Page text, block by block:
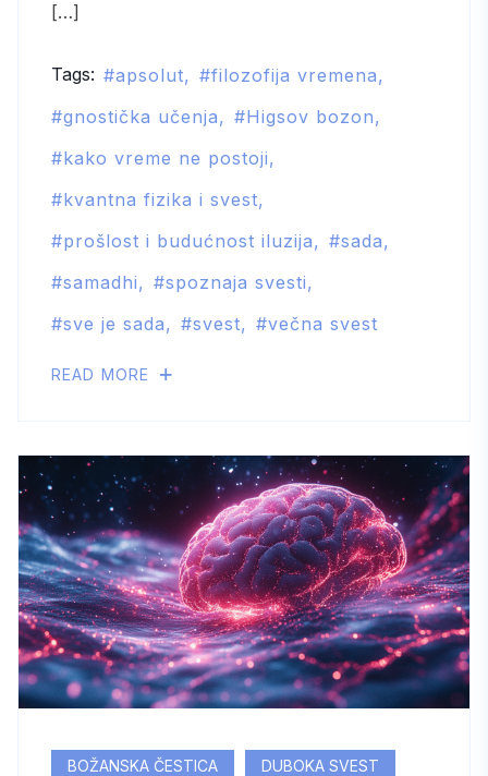
[…]
Tags: apsolut
filozofija vremena
gnostička učenja
Higsov bozon
kako vreme ne postoji
kvantna fizika i svest
prošlost i budućnost iluzija
sada
samadhi
spoznaja svesti
sve je sada
svest večna svest
READ MORE
BOŽANSKA ČESTICA
DUBOKA SVEST